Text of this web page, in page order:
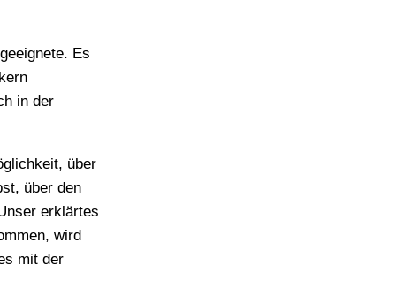
Es
in der
über
über den
erklärtes
wird
mit der